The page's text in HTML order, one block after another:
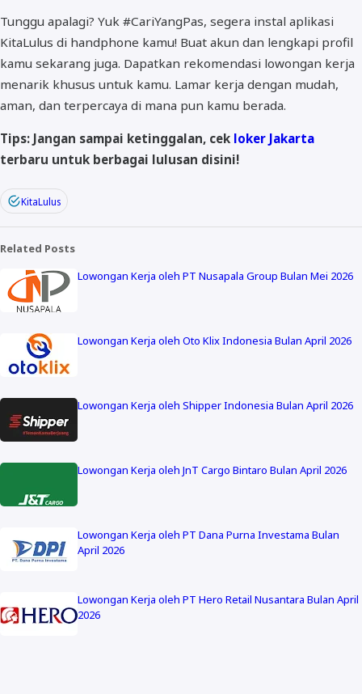
Tunggu apalagi? Yuk #CariYangPas, segera instal aplikasi
KitaLulus di handphone kamu! Buat akun dan lengkapi profil
kamu sekarang juga. Dapatkan rekomendasi lowongan kerja
menarik khusus untuk kamu. Lamar kerja dengan mudah,
aman, dan terpercaya di mana pun kamu berada.
Tips: Jangan sampai ketinggalan, cek loker Jakarta
terbaru untuk berbagai lulusan disini!
KitaLulus
Related Posts
Lowongan Kerja oleh PT Nusapala Group Bulan Mei 2026
Lowongan Kerja oleh Oto Klix Indonesia Bulan April 2026
Lowongan Kerja oleh Shipper Indonesia Bulan April 2026
Lowongan Kerja oleh JnT Cargo Bintaro Bulan April 2026
Lowongan Kerja oleh PT Dana Purna Investama Bulan
April 2026
Lowongan Kerja oleh PT Hero Retail Nusantara Bulan April
2026